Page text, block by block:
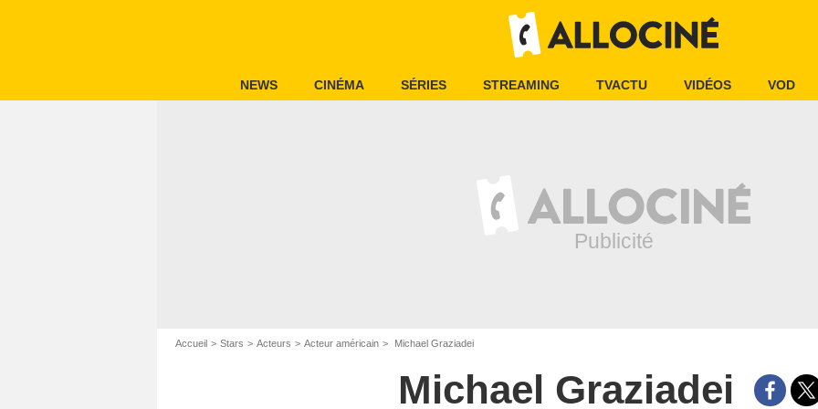
NEWS CINÉMA SÉRIES STREAMING TVACTU VIDÉOS VOD
Accueil Stars Acteurs Acteur américain Michael Graziadei
Michael Graziadei